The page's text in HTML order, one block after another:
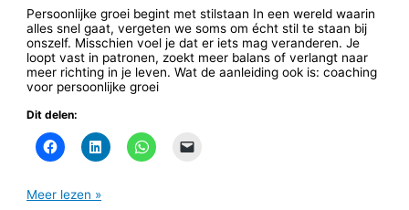
Persoonlijke groei begint met stilstaan In een wereld waarin
alles snel gaat, vergeten we soms om écht stil te staan bij
onszelf. Misschien voel je dat er iets mag veranderen. Je
loopt vast in patronen, zoekt meer balans of verlangt naar
meer richting in je leven. Wat de aanleiding ook is: coaching
voor persoonlijke groei
Dit delen:
Meer lezen »